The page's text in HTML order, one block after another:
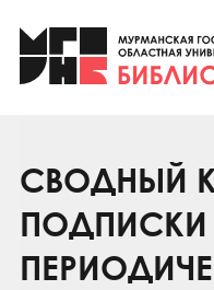
Клуб «Гиря и
Клуб
Коллегам
Контакты
СВОДНЫЙ
ПОДПИСКИ